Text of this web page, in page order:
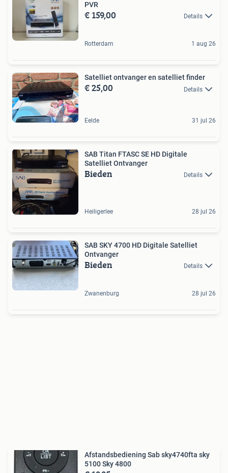
PVR
€ 159,00 Details
Rotterdam 1 aug 26
Satelliet ontvanger en satelliet finder
€ 25,00 Details
Eelde 31 jul 26
SAB Titan FTASC SE HD Digitale
Satelliet Ontvanger
Bieden Details
Heiligerlee 28 jul 26
SAB SKY 4700 HD Digitale Satelliet
Ontvanger
Bieden Details
Zwanenburg 28 jul 26
Afstandsbediening Sab sky4740fta sky
5100 Sky 4800